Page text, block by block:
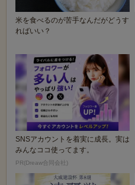
米を食べるのが苦手なんだがどうす
ればいい？
SNSアカウントを着実に成長。実は
みんなココ使ってます。
PR(Dreaw合同会社)